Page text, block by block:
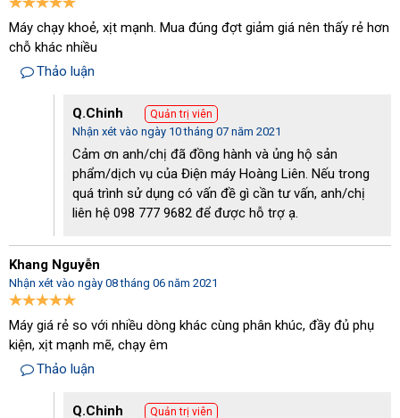
trội
Tiết kiệm chi phí nước, điện và sửa chữa
Máy chạy khoẻ, xịt mạnh. Mua đúng đợt giảm giá nên thấy rẻ hơn
chỗ khác nhiều
Thảo luận
Q.Chinh Quản trị viên
Nhận xét vào ngày 10 tháng 07 năm 2021
Cảm ơn anh/chị đã đồng hành và ủng hộ sản
phẩm/dịch vụ của Điện máy Hoàng Liên. Nếu trong
quá trình sử dụng có vấn đề gì cần tư vấn, anh/chị
liên hệ 098 777 9682 để được hỗ trợ ạ.
Khang Nguyễn
Nhận xét vào ngày 08 tháng 06 năm 2021
Máy giá rẻ so với nhiều dòng khác cùng phân khúc, đầy đủ phụ
kiện, xịt mạnh mẽ, chạy êm
Thảo luận
Q.Chinh Quản trị viên